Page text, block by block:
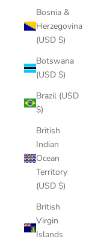
Bosnia &
Herzegovina
(USD $)
Botswana
(USD $)
Brazil (USD
$)
British
Indian
Ocean
Territory
(USD $)
British
Virgin
Islands